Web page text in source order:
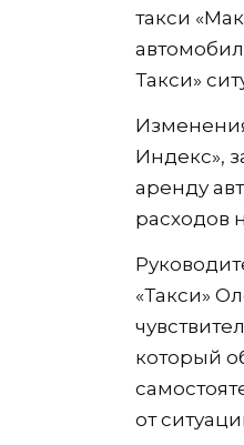
такси
Такси»
Индекс»,
аренду
расходов
«Такси»
который
от